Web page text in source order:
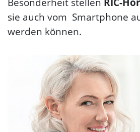
sie auch vom Smartphone
werden können.